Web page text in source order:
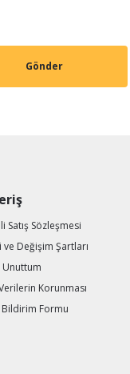
Gönder
Satış Sözleşmesi
ve Değişim Şartları
Korunması
Bildirim Formu